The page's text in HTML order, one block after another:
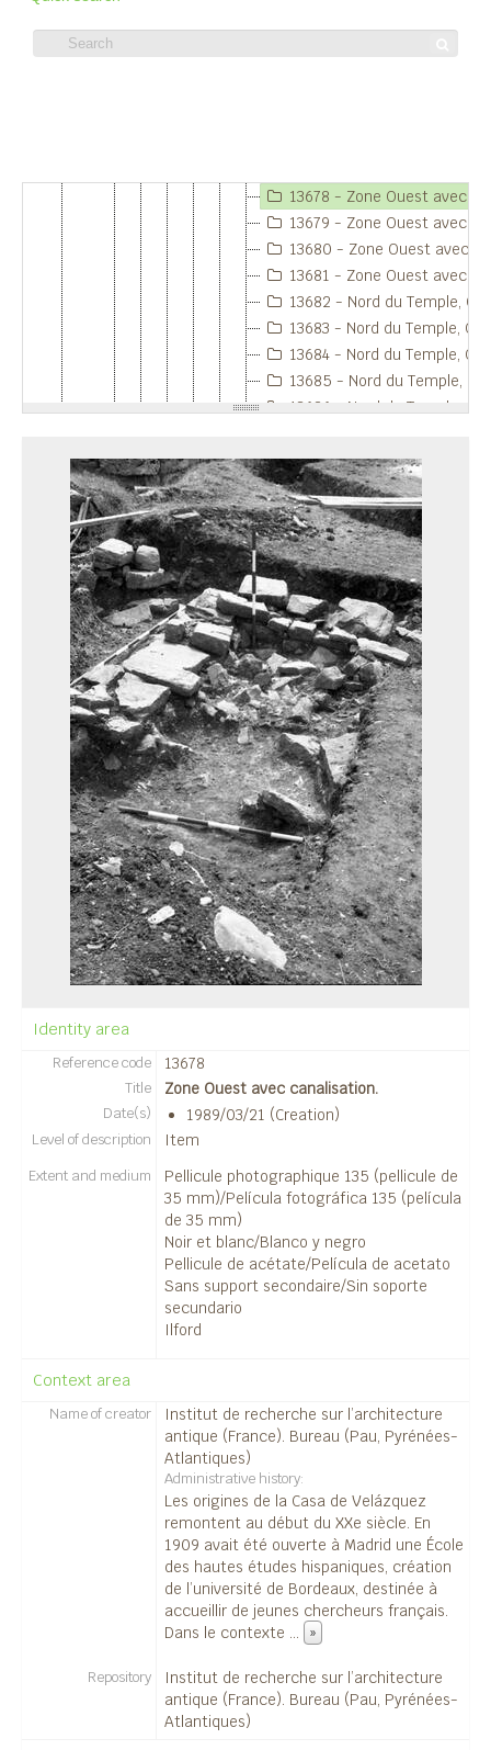
13672 - Zone Ouest avec canalisation.
13678 - Zone Ouest avec canalisation.
13679 - Zone Ouest avec canalisation.
13680 - Zone Ouest avec canalisation.
13681 - Zone Ouest avec canalisation.
13682 - Nord du Temple, Ouest du Temple A et terrasse Temple (à l’Ouest). S7 et S12. S11-S2
13683 - Nord du Temple, Ouest du Temple A et terrasse Temple (à l’Ouest). S7 et S12. S11-S2
13684 - Nord du Temple, Ouest du Temple A et terrasse Temple (à l’Ouest). S7 et S12. S11-S2
13685 - Nord du Temple, Ouest du Temple A et terrasse Temple (à l’Ouest). S7 et S12. S11-S2
13686 - Nord du Temple, Ouest du Temple A et terrasse Temple (à l’Ouest). S7 et S12. S11-S2
13688 - Nord du Temple, Ouest du Temple A et terrasse Temple (à l’Ouest). S7 et S12. S11-S2
13689 - Nord du Temple, Ouest du Temple A et terrasse Temple (à l’Ouest). S7 et S12. S11-S2
13690 - Nord du Temple, Ouest du Temple A et terrasse Temple (à l’Ouest). S7 et S12. S11-S2
13691 - Nord du Temple, Ouest du Temple A et terrasse Temple (à l’Ouest). S7 et S12. S11-S2
13692 - Nord du Temple, Ouest du Temple A et terrasse Temple (à l’Ouest). S7 et S12. S11-S2
13694 - Nord du Temple et Ouest Temple A et terrasse Temple (à l’Ouest) : S7 et S12. S11-S2.
13695 - Nord du Temple et Ouest Temple A et terrasse Temple (à l’Ouest) : S7 et S12. S11-S2.
13696 - Nord du Temple et Ouest Temple A et terrasse Temple (à l’Ouest) : S7 et S12. S11-S2.
13697 - Nord du Temple et Ouest Temple A et terrasse Temple (à l’Ouest) : S7 et S12. S11-S2.
13698 - Nord du Temple et Ouest Temple A et terrasse Temple (à l’Ouest) : S7 et S12. S11-S2.
13699 - Nord du Temple et Ouest Temple A et terrasse Temple (à l’Ouest) : S7 et S12. S11-S2.
13700 - Nord du Temple et Ouest Temple A et terrasse Temple (à l’Ouest) : S7 et S12. S11-S2.
13701 - Nord du Temple et Ouest Temple A et terrasse Temple (à l’Ouest) : S7 et S12. S11-S2.
13702 - Nord du Temple et Ouest Temple A et terrasse Temple (à l’Ouest) : S7 et S12. S11-S2.
14237 - Vue prise en 1992.
14238 - Vue prise en 1992.
13918 - Cliché non daté et non légendé.
13919 - Cliché non daté et non légendé.
02 - Photographies / Fotografías
04 - Personnes / Personas
05 - Vues aériennes / Vistas aéreas
02 - Le matériel archéologique / El material arqueológico
24 - Théâtre / Teatro
25 - Thermes urbains / Termas urbanas
03 - L'organisation des campagnes de fouilles / Organización de las campañas de excavaciones
Identity area
Reference code 13678
Title Zone Ouest avec canalisation.
Date(s) 1989/03/21 (Creation)
Level of description Item
Extent and medium
Pellicule photographique 135 (pellicule de
35 mm)/Película fotográfica 135 (película
de 35 mm)
Noir et blanc/Blanco y negro
Pellicule de acétate/Película de acetato
Sans support secondaire/Sin soporte
secundario
Ilford
Context area
Name of creator
Institut de recherche sur l’architecture
antique (France). Bureau (Pau, Pyrénées-
Atlantiques)
Administrative history
Les origines de la Casa de Velázquez
remontent au début du XXe siècle. En
1909 avait été ouverte à Madrid une École
des hautes études hispaniques, création
de l’université de Bordeaux, destinée à
accueillir de jeunes chercheurs français.
Dans le contexte ... »
Repository
Institut de recherche sur l’architecture
antique (France). Bureau (Pau, Pyrénées-
Atlantiques)